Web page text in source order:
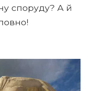
споруду? А й